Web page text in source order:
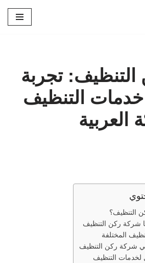
تجربة
التنظيف
العربية
التنظيف؟
شركة ركن التنظيف
المختلفة
في شركة ركن التنظيف
لخدمات التنظيف